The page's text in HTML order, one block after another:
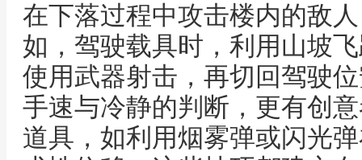
在下落过程中攻击楼内的敌
如，驾驶载具时，利用山坡
使用武器射击，再切回驾驶
手速与冷静的判断，更有创
道具，如利用烟雾弹或闪光